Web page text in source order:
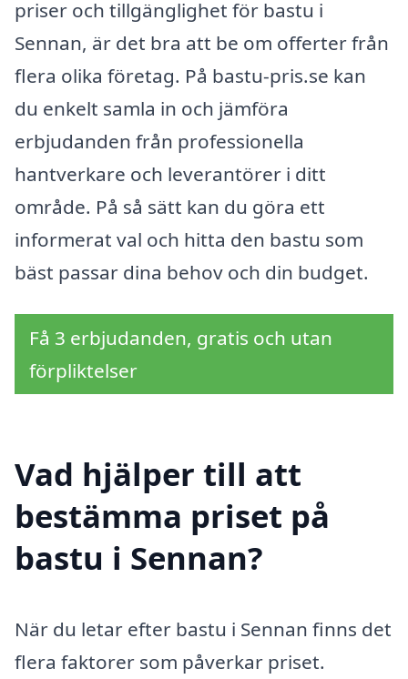
priser och tillgänglighet för bastu i
Sennan, är det bra att be om offerter från
flera olika företag. På bastu-pris.se kan
du enkelt samla in och jämföra
erbjudanden från professionella
hantverkare och leverantörer i ditt
område. På så sätt kan du göra ett
informerat val och hitta den bastu som
bäst passar dina behov och din budget.
Få 3 erbjudanden, gratis och utan
förpliktelser
Vad hjälper till att
bestämma priset på
bastu i Sennan?
När du letar efter bastu i Sennan finns det
flera faktorer som påverkar priset.